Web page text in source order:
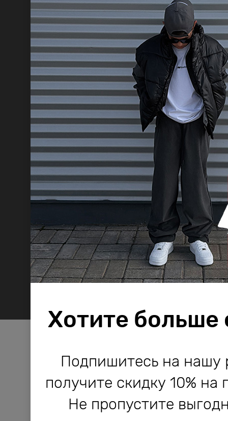
Компания Bodo
и другие технологии,
работы сайта и его
Компания Bodo
и другие технологии,
работы сайта и его
Хотите больше
Подпишитесь на нашу
получите скидку 10% на
Не пропустите